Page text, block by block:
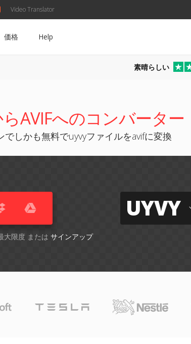
Video Translator
価格 Help
素晴らしい
らAVIFへのコンバーター
でしかも無料でuyvyファイルをavifに変換
大限度 または サインアップ
UYVY